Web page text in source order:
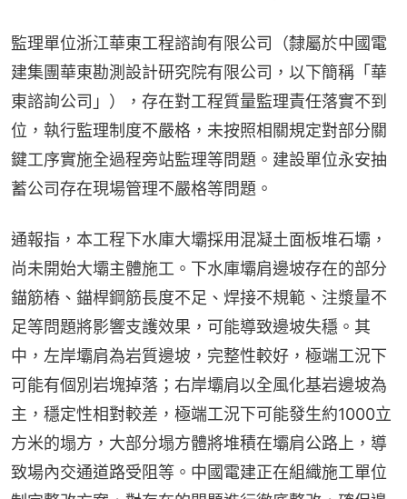
監理單位浙江華東工程諮詢有限公司（隸屬於中國電
建集團華東勘測設計研究院有限公司，以下簡稱「華
東諮詢公司」），存在對工程質量監理責任落實不到
位，執行監理制度不嚴格，未按照相關規定對部分關
鍵工序實施全過程旁站監理等問題。建設單位永安抽
蓄公司存在現場管理不嚴格等問題。
通報指，本工程下水庫大壩採用混凝土面板堆石壩，
尚未開始大壩主體施工。下水庫壩肩邊坡存在的部分
錨筋樁、錨桿鋼筋長度不足、焊接不規範、注漿量不
足等問題將影響支護效果，可能導致邊坡失穩。其
中，左岸壩肩為岩質邊坡，完整性較好，極端工況下
可能有個別岩塊掉落；右岸壩肩以全風化基岩邊坡為
主，穩定性相對較差，極端工況下可能發生約1000立
方米的塌方，大部分塌方體將堆積在壩肩公路上，導
致場內交通道路受阻等。中國電建正在組織施工單位